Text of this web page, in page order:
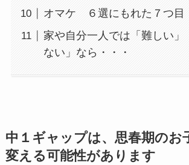
オマケ ６選にもれた７つ目
家や自分一人では「難しい」
ない」なら・・・
中１ギャップは、思春期のお
変える可能性があります